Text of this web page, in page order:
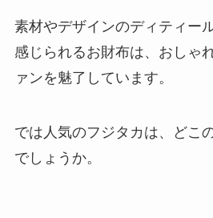
素材やデザインのディティー
感じられるお財布は、おしゃ
ァンを魅了しています。
では人気のフジタカは、どこ
でしょうか。